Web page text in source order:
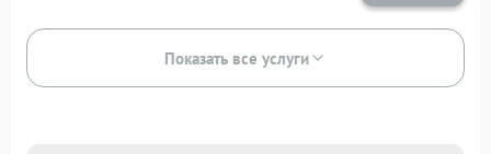
Показать все услуги